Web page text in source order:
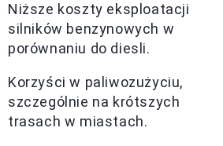
Niższe koszty eksploatacji
silników benzynowych w
porównaniu do diesli.
Korzyści w paliwozużyciu,
szczególnie na krótszych
trasach w miastach.